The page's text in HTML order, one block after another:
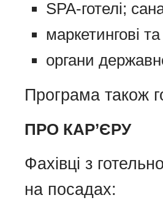
SPA-готелі;
маркетингові
органи
Програма також
ПРО КАР’ЄРУ
Фахівці з
на посадах: